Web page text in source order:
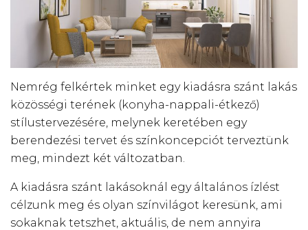
Nemrég felkértek minket egy kiadásra szánt lakás
közösségi terének (konyha-nappali-étkező)
stílustervezésére, melynek keretében egy
berendezési tervet és színkoncepciót terveztünk
meg, mindezt két változatban.
A kiadásra szánt lakásoknál egy általános ízlést
célzunk meg és olyan színvilágot keresünk, ami
sokaknak tetszhet, aktuális, de nem annyira